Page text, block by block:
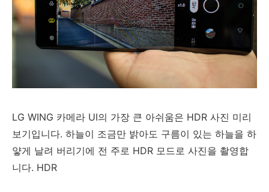
LG WING 카메라 UI의 가장 큰 아쉬움은 HDR 사진 미리
보기입니다. 하늘이 조금만 밝아도 구름이 있는 하늘을 하
얗게 날려 버리기에 전 주로 HDR 모드로 사진을 촬영합
니다. HDR